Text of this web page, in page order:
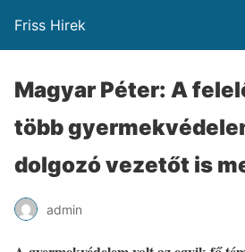
Friss Hirek
Magyar Péter: A
több
dolgozó vezetőt is
admin